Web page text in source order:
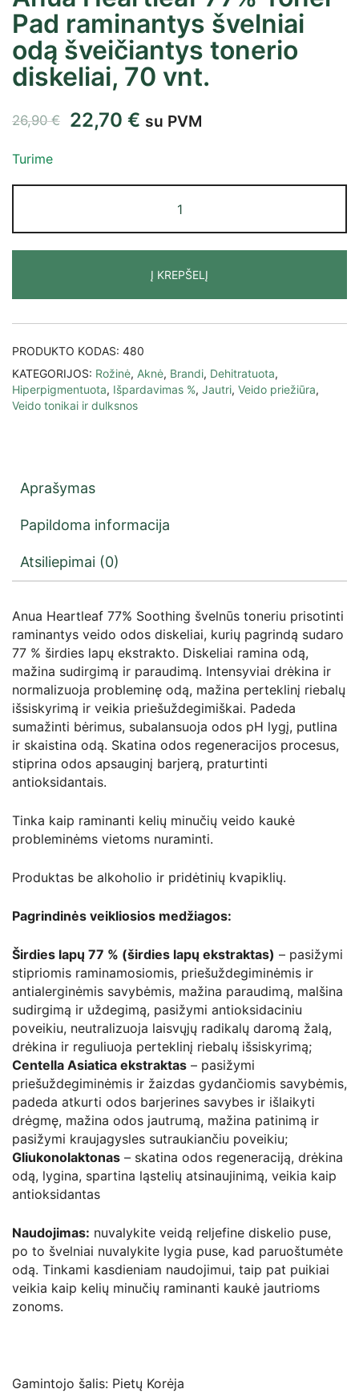
Pad raminantys švelniai
odą šveičiantys tonerio
diskeliai, 70 vnt.
26,90€ 22,70 € su PVM
Turime
Į KREPŠELĮ
PRODUKTO KODAS: 480
KATEGORIJOS: Rožinė, Aknė, Brandi, Dehitratuota,
Hiperpigmentuota, Išpardavimas %, Jautri, Veido priežiūra,
Veido tonikai ir dulksnos
Aprašymas
Papildoma informacija
Atsiliepimai (0)
Anua Heartleaf 77% Soothing švelnūs toneriu prisotinti
raminantys veido odos diskeliai, kurių pagrindą sudaro
77 % širdies lapų ekstrakto. Diskeliai ramina odą,
mažina sudirgimą ir paraudimą. Intensyviai drėkina ir
normalizuoja probleminę odą, mažina perteklinį riebalų
išsiskyrimą ir veikia priešuždegimiškai. Padeda
sumažinti bėrimus, subalansuoja odos pH lygį, putlina
ir skaistina odą. Skatina odos regeneracijos procesus,
stiprina odos apsauginį barjerą, praturtinti
antioksidantais.
Tinka kaip raminanti kelių minučių veido kaukė
probleminėms vietoms nuraminti.
Produktas be alkoholio ir pridėtinių kvapiklių.
Pagrindinės veikliosios medžiagos:
Širdies lapų 77 % (širdies lapų ekstraktas) – pasižymi
stipriomis raminamosiomis, priešuždegiminėmis ir
antialerginėmis savybėmis, mažina paraudimą, malšina
sudirgimą ir uždegimą, pasižymi antioksidaciniu
poveikiu, neutralizuoja laisvųjų radikalų daromą žalą,
drėkina ir reguliuoja perteklinį riebalų išsiskyrimą;
Centella Asiatica ekstraktas – pasižymi
priešuždegiminėmis ir žaizdas gydančiomis savybėmis,
padeda atkurti odos barjerines savybes ir išlaikyti
drėgmę, mažina odos jautrumą, mažina patinimą ir
pasižymi kraujagysles sutraukiančiu poveikiu;
Gliukonolaktonas – skatina odos regeneraciją, drėkina
odą, lygina, spartina ląstelių atsinaujinimą, veikia kaip
antioksidantas
Naudojimas: nuvalykite veidą reljefine diskelio puse,
po to švelniai nuvalykite lygia puse, kad paruoštumėte
odą. Tinkami kasdieniam naudojimui, taip pat puikiai
veikia kaip kelių minučių raminanti kaukė jautrioms
zonoms.
Gamintojo šalis: Pietų Korėja